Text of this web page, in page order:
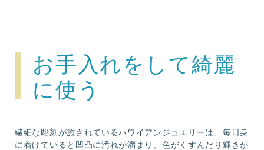
お手入れをして綺麗
に使う
繊細な彫刻が施されているハワイアンジュエリーは、毎日身
に着けていると凹凸に汚れが溜まり、色がくすんだり輝きが